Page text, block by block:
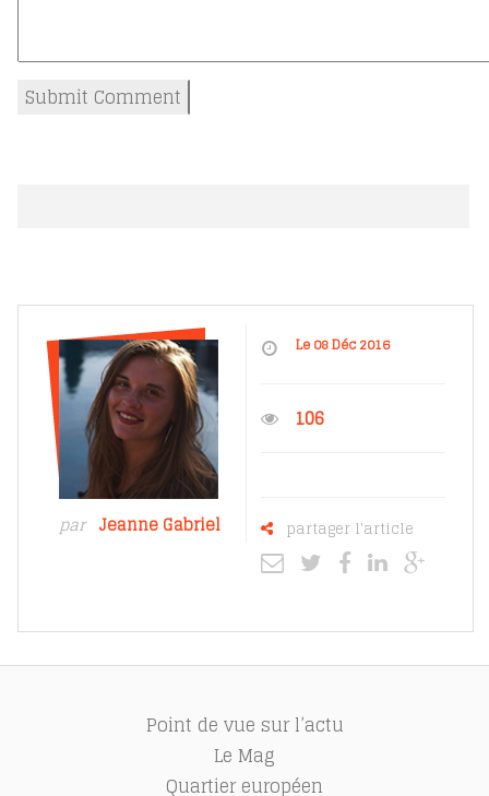
par Jeanne Gabriel
Le 08 Déc 2016
106
partager l'article
Point de vue sur l’actu
Le Mag
Quartier européen